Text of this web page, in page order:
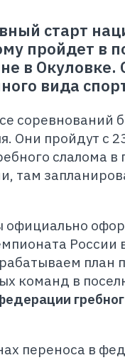
старт
пройдет в
в
вида
соревнований
Они пройдут с
слалома
там
официально
команд в
переноса в